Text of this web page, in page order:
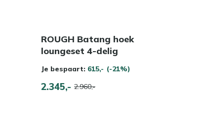
ROUGH Batang hoek
loungeset 4-delig
Je bespaart: 615,- (-21%)
2.345,- 2.960,-